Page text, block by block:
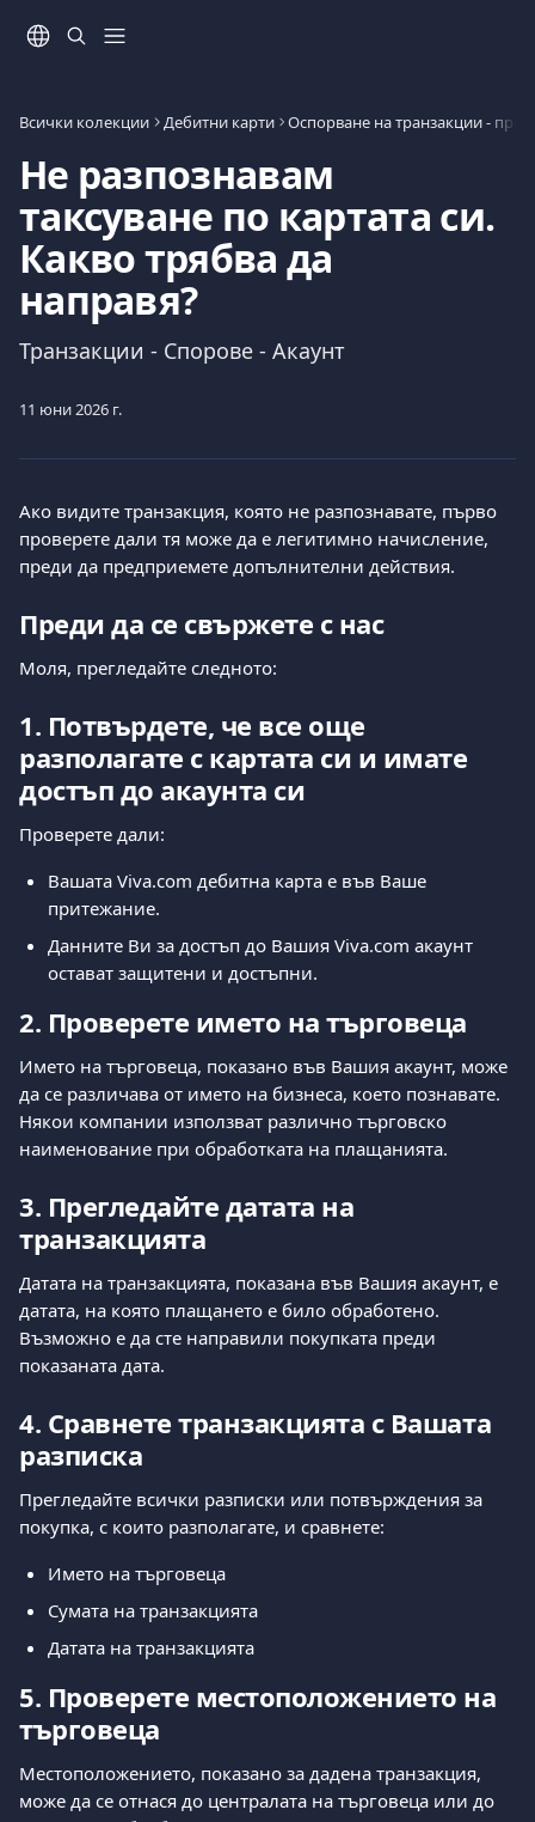
Всички колекции Дебитни карти
Не разпознавам
таксуване по картата си.
Какво трябва да
направя?
Транзакции - Спорове - Акаунт
11 юни 2026 г.
Ако видите транзакция, която не разпознавате, първо
проверете дали тя може да е легитимно начисление,
преди да предприемете допълнителни действия.
Преди да се свържете с нас
Моля, прегледайте следното:
1. Потвърдете, че все още
разполагате с картата си и имате
достъп до акаунта си
Проверете дали:
Вашата Viva.com дебитна карта е във Ваше
притежание.
Данните Ви за достъп до Вашия Viva.com акаунт
остават защитени и достъпни.
2. Проверете името на търговеца
Името на търговеца, показано във Вашия акаунт, може
да се различава от името на бизнеса, което познавате.
Някои компании използват различно търговско
наименование при обработката на плащанията.
3. Прегледайте датата на
транзакцията
Датата на транзакцията, показана във Вашия акаунт, е
датата, на която плащането е било обработено.
Възможно е да сте направили покупката преди
показаната дата.
4. Сравнете транзакцията с Вашата
разписка
Прегледайте всички разписки или потвърждения за
покупка, с които разполагате, и сравнете:
Името на търговеца
Сумата на транзакцията
Датата на транзакцията
5. Проверете местоположението на
търговеца
Местоположението, показано за дадена транзакция,
може да се отнася до централата на търговеца или до